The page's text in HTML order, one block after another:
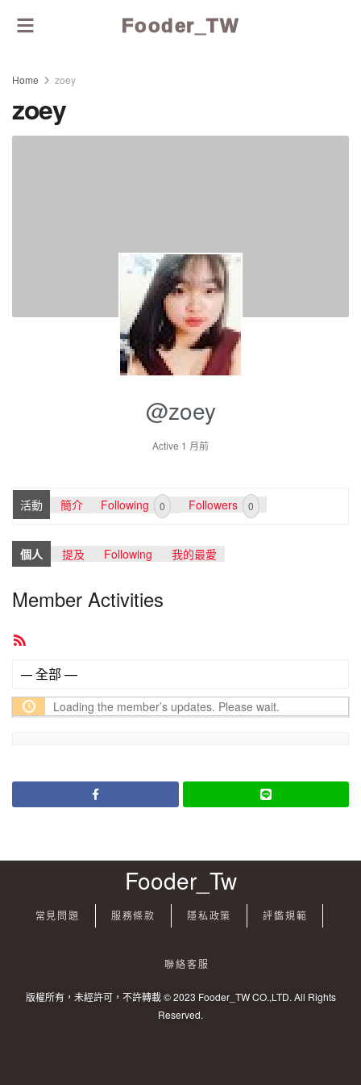
Fooder_TW
Home zoey
zoey
@zoey
Active 1 月前
活動 簡介 Following 0 Followers 0
個人 提及 Following 我的最愛
Member Activities
示：
Loading the member’s updates. Please wait.
Fooder_Tw
常見問題 服務條款 隱私政策 評鑑規範
聯絡客服
版權所有，未經許可，不許轉載 © 2023 Fooder_TW CO.,LTD. All Rights
Reserved.